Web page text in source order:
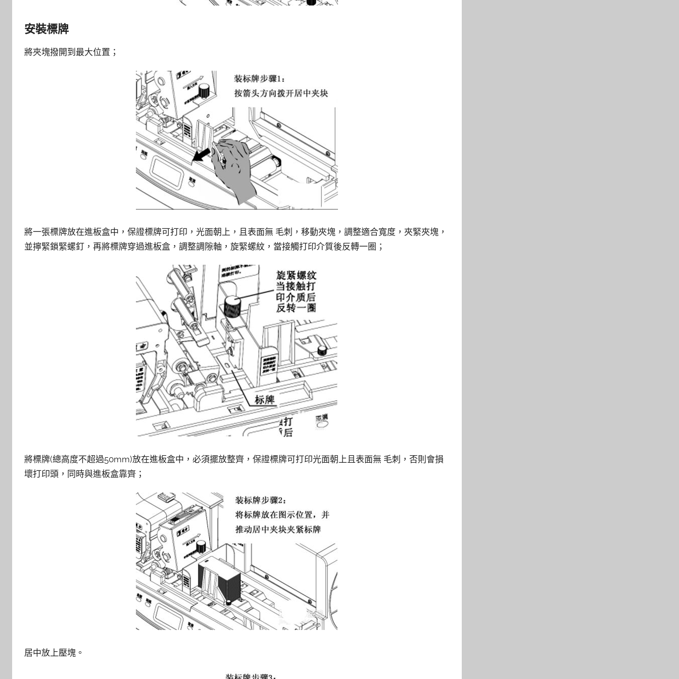
安裝標牌
將夾塊撥開到最大位置；
將一張標牌放在進板盒中，保證標牌可打印，光面朝上，且表面無 毛刺，移動夾塊，調整適合寬度，夾緊夾塊，
並擰緊鎖緊螺釘，再將標牌穿過進板盒，調整調隙軸，旋緊螺紋，當接觸打印介質後反轉一圈；
將標牌(總高度不超過50mm)放在進板盒中，必須擺放整齊，保證標牌可打印光面朝上且表面無 毛刺，否則會損
壞打印頭，同時與進板盒靠齊；
居中放上壓塊。